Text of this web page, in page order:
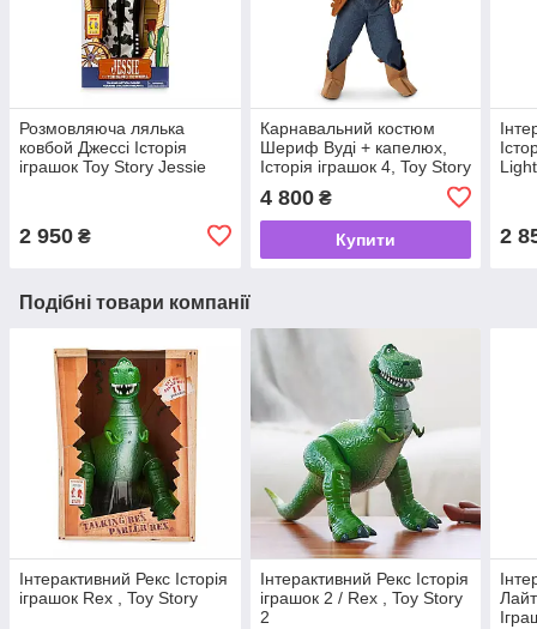
Розмовляюча лялька
ковбой Джессі Історія
іграшок Toy Story Jessie
2 950 ₴
Карнавальний костюм
Шериф Вуді + капелюх,
Історія іграшок 4, Toy Story
4 800₴
Купити 2
Подібні товари компанії
Інтерактивний Рекс Історія
іграшок Rex , Toy Story
Інтерактивний Рекс Історія
іграшок 2 / Rex , Toy Story
2